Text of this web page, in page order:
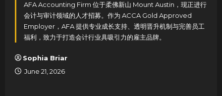
AFA Accounting Firm 位于柔佛新山 Mount Austin，现正进行
会计与审计领域的人才招募。作为 ACCA Gold Approved
Employer，AFA 提供专业成长支持、透明晋升机制与完善员工
福利，致力于打造会计行业具吸引力的雇主品牌。
Sophia Briar
June 21, 2026